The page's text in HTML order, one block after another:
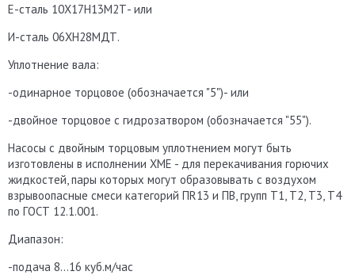
Е-сталь 10Х17Н13М2Т- или
И-сталь 06ХН28МДТ.
Уплотнение вала:
-одинарное торцовое (обозначается "5")- или
-двойное торцовое с гидрозатвором (обозначается "55").
Насосы с двойным торцовым уплотнением могут быть
изготовлены в исполнении ХМЕ - для перекачивания горючих
жидкостей, пары которых могут образовывать с воздухом
взрывоопасные смеси категорий ПR13 и ПВ, групп Т1, Т2, Т3, Т4
по ГОСТ 12.1.001.
Диапазон:
-подача 8...16 куб.м/час